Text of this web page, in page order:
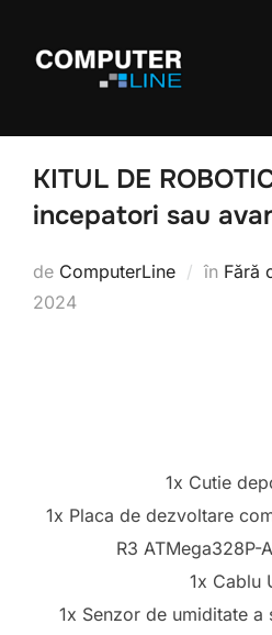
KITUL DE
incepatori sau
de ComputerLine în Fără
2024
1x Cutie
1x Placa de dezvoltare
R3 ATMega328P-
1x Cablu
1x Senzor de umiditate a